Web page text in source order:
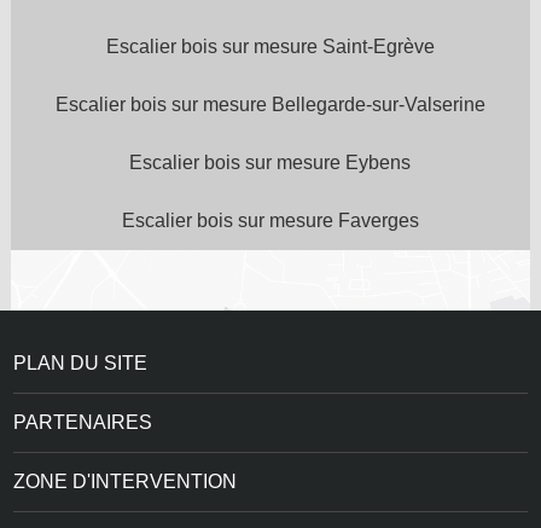
Escalier bois sur mesure Saint-Egrève
Escalier bois sur mesure Bellegarde-sur-Valserine
Escalier bois sur mesure Eybens
Escalier bois sur mesure Faverges
PLAN DU SITE
PARTENAIRES
ZONE D'INTERVENTION